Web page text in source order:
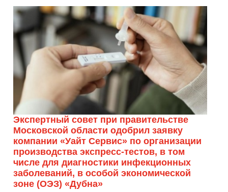
Экспертный совет при правительстве
Московской области одобрил заявку
компании «Уайт Сервис» по организации
производства экспресс-тестов, в том
числе для диагностики инфекционных
заболеваний, в особой экономической
зоне (ОЭЗ) «Дубна»